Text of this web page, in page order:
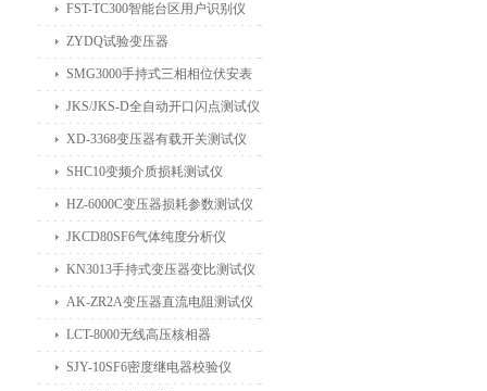
FST-TC300智能台区用户识别仪
ZYDQ试验变压器
SMG3000手持式三相相位伏安表
JKS/JKS-D全自动开口闪点测试仪
XD-3368变压器有载开关测试仪
SHC10变频介质损耗测试仪
HZ-6000C变压器损耗参数测试仪
JKCD80SF6气体纯度分析仪
KN3013手持式变压器变比测试仪
AK-ZR2A变压器直流电阻测试仪
LCT-8000无线高压核相器
SJY-10SF6密度继电器校验仪